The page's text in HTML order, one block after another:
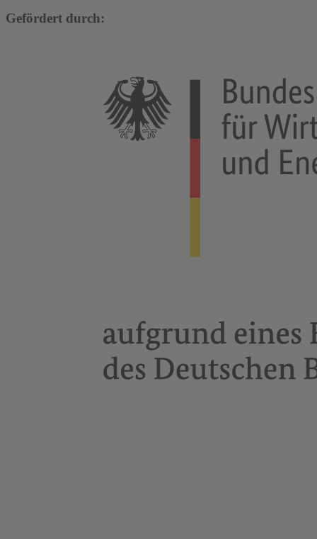
Gefördert durch: